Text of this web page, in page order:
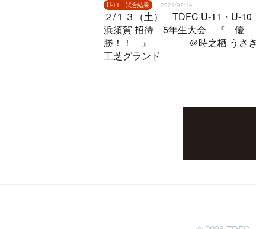
U-11 試合結果 2021/02/14
２/１３（土） TDFC U-11・
浜須賀 招待 5年生大会 『 優
勝！！ 』 ＠時之栖 うさぎ
工芝グランド